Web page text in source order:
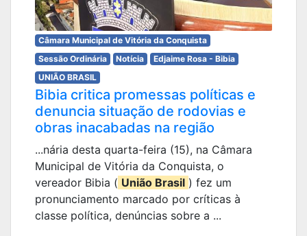
Câmara Municipal de Vitória da Conquista
Sessão Ordinária
Notícia
Edjaime Rosa - Bibia
UNIÃO BRASIL
Bibia critica promessas políticas e
denuncia situação de rodovias e
obras inacabadas na região
...nária desta quarta-feira (15), na Câmara
Municipal de Vitória da Conquista, o
vereador Bibia ( União Brasil ) fez um
pronunciamento marcado por críticas à
classe política, denúncias sobre a ...